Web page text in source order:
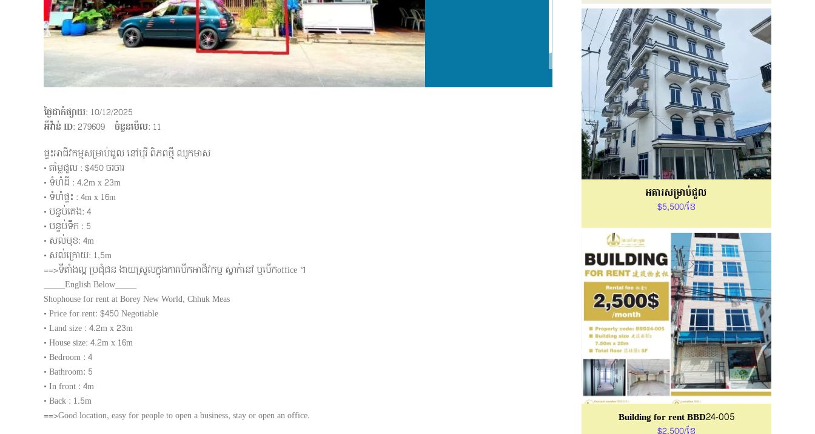
ថ្ងៃដាក់ផ្សាយ: 10/12/2025
អីវ៉ាន់ ID: 279609 ចំនួនមើល: 11
ផ្ទះអាជីវកម្មសម្រាប់ជួល នៅបុរី ពិភពថ្មី ឈូកមាស
• តម្លៃជួល : $450 ចរចារ
• ទំហំដី : 4.2m x 23m
• ទំហំផ្ទះ : 4m x 16m
• បន្ទប់គេង: 4
• បន្ទប់ទឹក : 5
• សល់មុខ: 4m
• សល់ក្រោយ: 1,5m
==>ទីតាំងល្អ ប្រជុំជន ងាយស្រួលក្នុងការបើកអាជីវកម្ម ស្នាក់នៅ ឬបើកoffice ។
_____English Below_____
Shophouse for rent at Borey New World, Chhuk Meas
• Price for rent: $450 Negotiable
• Land size : 4.2m x 23m
• House size: 4.2m x 16m
• Bedroom : 4
• Bathroom: 5
• In front : 4m
• Back : 1.5m
==>Good location, easy for people to open a business, stay or open an office.
អគារសម្រាប់ជួល
$5,500/ខែ
Building for rent BBD24-005